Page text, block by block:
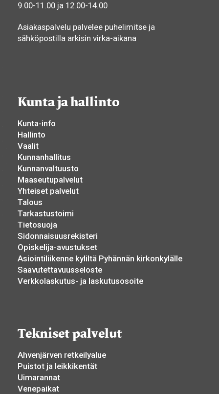
9.00-11.00 ja 12.00-14.00
Asiakaspalvelu palvelee puhelimitse ja
sähköpostilla arkisin virka-aikana
Kunta ja hallinto
Kunta-info
Hallinto
Vaalit
Kunnanhallitus
Kunnanvaltuusto
Maaseutupalvelut
Yhteiset palvelut
Talous
Tarkastustoimi
Tietosuoja
Sidonnaisuusrekisteri
Opiskelija-avustukset
Asiointiliikenne kyliltä Pyhännän kirkonkylälle
Saavutettavuusseloste
Verkkolaskutus- ja laskutusosoite
Tekniset palvelut
Ahvenjärven retkeilyalue
Puistot ja leikkikentät
Uimarannat
Venepaikat